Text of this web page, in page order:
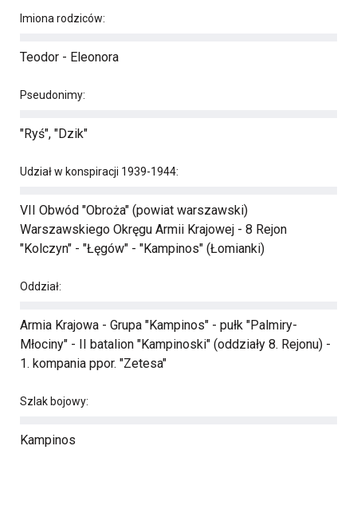
Imiona rodziców:
Teodor - Eleonora
Pseudonimy:
"Ryś", "Dzik"
Udział w konspiracji 1939-1944:
VII Obwód "Obroża" (powiat warszawski)
Warszawskiego Okręgu Armii Krajowej - 8 Rejon
"Kolczyn" - "Łęgów" - "Kampinos" (Łomianki)
Oddział:
Armia Krajowa - Grupa "Kampinos" - pułk "Palmiry-
Młociny" - II batalion "Kampinoski" (oddziały 8. Rejonu) -
1. kompania ppor. "Zetesa"
Szlak bojowy:
Kampinos